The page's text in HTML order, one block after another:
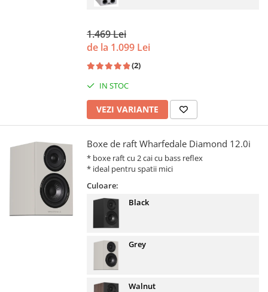
1.469 Lei
de la 1.099 Lei
(2)
IN STOC
VEZI VARIANTE
Boxe de raft Wharfedale Diamond 12.0i
* boxe raft cu 2 cai cu bass reflex
* ideal pentru spatii mici
Culoare:
Black
Grey
Walnut